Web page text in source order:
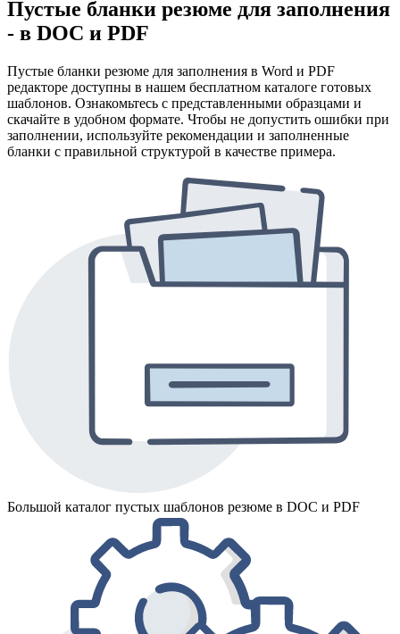
Пустые бланки резюме для заполнения
- в DOC и PDF
Пустые бланки резюме для заполнения в Word и PDF
редакторе доступны в нашем бесплатном каталоге готовых
шаблонов. Ознакомьтесь с представленными образцами и
скачайте в удобном формате. Чтобы не допустить ошибки при
заполнении, используйте рекомендации и заполненные
бланки с правильной структурой в качестве примера.
Большой каталог пустых шаблонов резюме в DOC и PDF